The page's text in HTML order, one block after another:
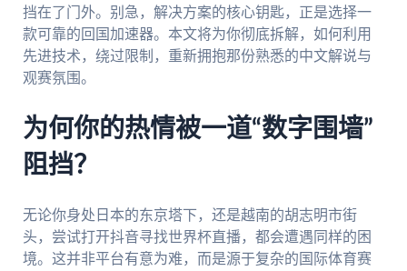
挡在了门外。别急，解决方案的核心钥匙，正是选择一
款可靠的回国加速器。本文将为你彻底拆解，如何利用
先进技术，绕过限制，重新拥抱那份熟悉的中文解说与
观赛氛围。
为何你的热情被一道“数字围墙”
阻挡？
无论你身处日本的东京塔下，还是越南的胡志明市街
头，尝试打开抖音寻找世界杯直播，都会遭遇同样的困
境。这并非平台有意为难，而是源于复杂的国际体育赛